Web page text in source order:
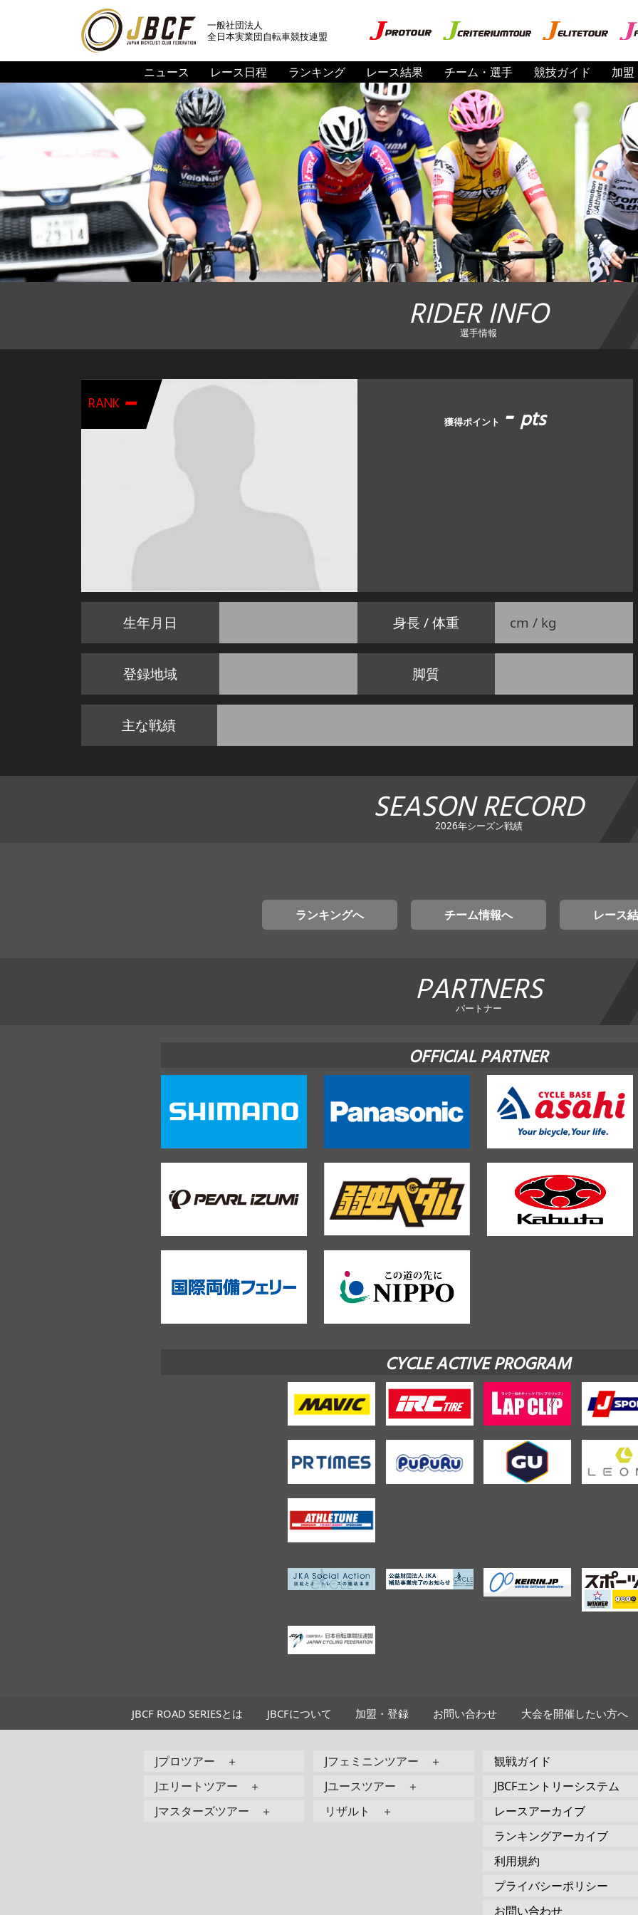
一般社団法人
全日本実業団自転車競技連盟
ニュース レース日程 ランキング レース結果 チーム・選手 競技ガイド 加盟
RIDER INFO
選手情報
RANK- 獲得ポイント -pts
生年月日 身長 / 体重 cm / kg
登録地域 脚質
主な戦績
SEASON RECORD
2026年シーズン戦績
ランキングへ チーム情報へ レース
PARTNERS
パートナー
OFFICIAL PARTNER
CYCLE ACTIVE PROGRAM
JBCF ROAD SERIESとは JBCFについて 加盟・登録 お問い合わせ 大会を開催したい方へ
Jプロツアー ＋
Jエリートツアー ＋
Jマスターズツアー ＋
Jフェミニンツアー ＋
Jユースツアー ＋
リザルト ＋
観戦ガイド
JBCFエントリーシステム
レースアーカイブ
ランキングアーカイブ
利用規約
プライバシーポリシー
お問い合わせ